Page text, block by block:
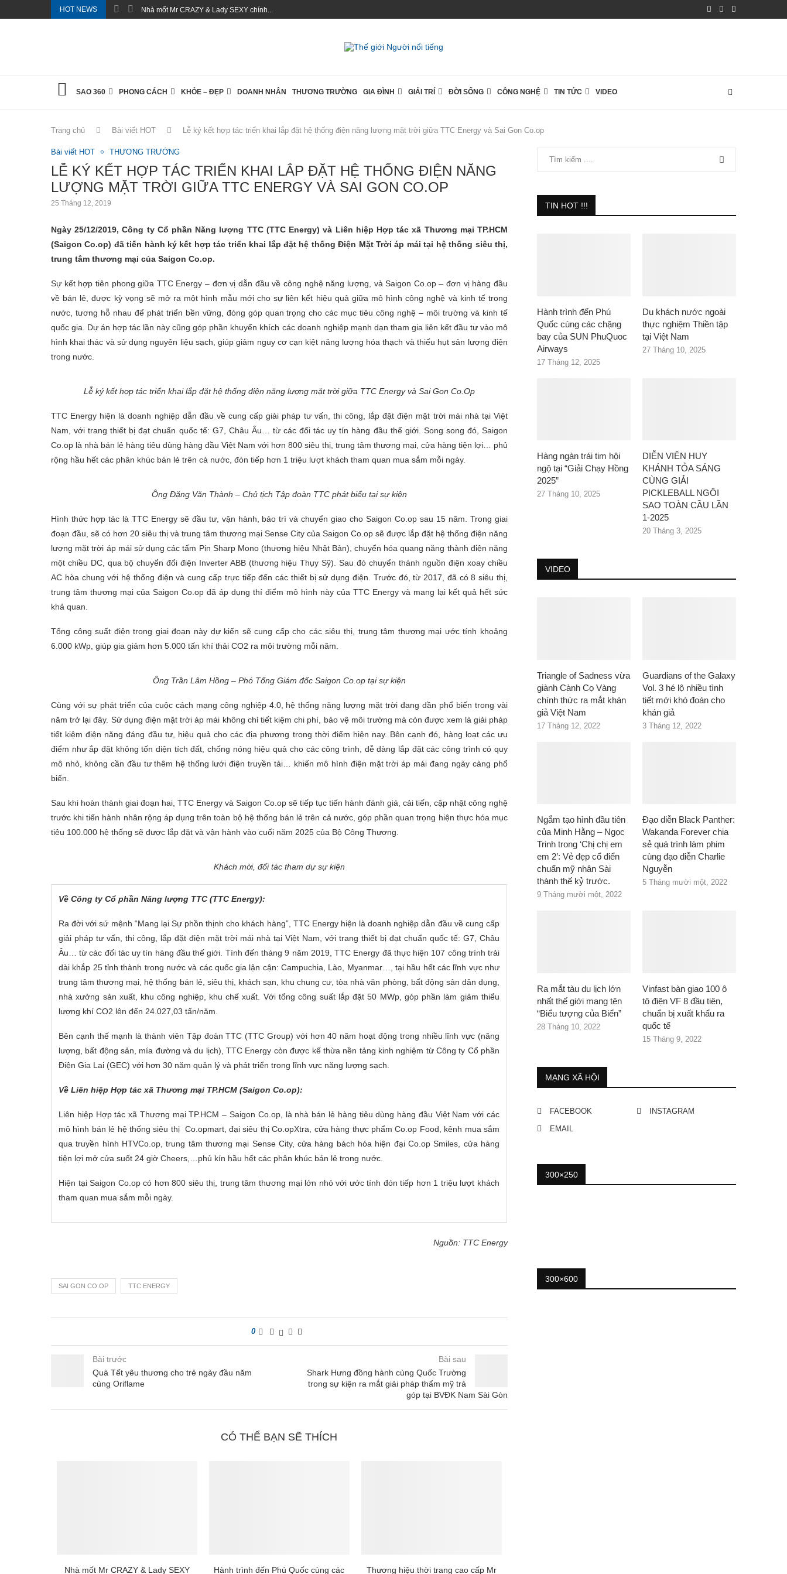
HOT NEWS Nhà mốt Mr CRAZY & Lady SEXY chính...
SAO 360 PHONG CÁCH KHỎE – ĐẸP DOANH NHÂN THƯƠNG TRƯỜNG GIA ĐÌNH GIẢI TRÍ ĐỜI SỐNG CÔNG NGHỆ TIN TỨC VIDEO
Trang chủ Bài viết HOT Lễ ký kết hợp tác triển khai lắp đặt hệ thống điện năng lượng mặt trời giữa TTC Energy và Sai Gon Co.op
Bài viết HOT THƯƠNG TRƯỜNG
LỄ KÝ KẾT HỢP TÁC TRIỂN KHAI LẮP ĐẶT HỆ THỐNG ĐIỆN NĂNG
LƯỢNG MẶT TRỜI GIỮA TTC ENERGY VÀ SAI GON CO.OP
25 Tháng 12, 2019
Ngày 25/12/2019, Công ty Cổ phần Năng lượng TTC (TTC Energy) và Liên hiệp Hợp tác xã Thương mại TP.HCM
(Saigon Co.op) đã tiến hành ký kết hợp tác triển khai lắp đặt hệ thống Điện Mặt Trời áp mái tại hệ thống siêu thị,
trung tâm thương mại của Saigon Co.op.
Sự kết hợp tiên phong giữa TTC Energy – đơn vị dẫn đầu về công nghệ năng lượng, và Saigon Co.op – đơn vị hàng đầu
về bán lẻ, được kỳ vọng sẽ mở ra một hình mẫu mới cho sự liên kết hiệu quả giữa mô hình công nghệ và kinh tế trong
nước, tương hỗ nhau để phát triển bền vững, đóng góp quan trọng cho các mục tiêu công nghệ – môi trường và kinh tế
quốc gia. Dự án hợp tác lần này cũng góp phần khuyến khích các doanh nghiệp mạnh dạn tham gia liên kết đầu tư vào mô
hình khai thác và sử dụng nguyên liệu sạch, giúp giảm nguy cơ cạn kiệt năng lượng hóa thạch và thiếu hụt sản lượng điện
trong nước.
Lễ ký kết hợp tác triển khai lắp đặt hệ thống điện năng lượng mặt trời giữa TTC Energy và Sai Gon Co.Op
TTC Energy hiện là doanh nghiệp dẫn đầu về cung cấp giải pháp tư vấn, thi công, lắp đặt điện mặt trời mái nhà tại Việt
Nam, với trang thiết bị đạt chuẩn quốc tế: G7, Châu Âu… từ các đối tác uy tín hàng đầu thế giới. Song song đó, Saigon
Co.op là nhà bán lẻ hàng tiêu dùng hàng đầu Việt Nam với hơn 800 siêu thị, trung tâm thương mại, cửa hàng tiện lợi… phủ
rộng hầu hết các phân khúc bán lẻ trên cả nước, đón tiếp hơn 1 triệu lượt khách tham quan mua sắm mỗi ngày.
Ông Đặng Văn Thành – Chủ tịch Tập đoàn TTC phát biểu tại sự kiện
Hình thức hợp tác là TTC Energy sẽ đầu tư, vận hành, bảo trì và chuyển giao cho Saigon Co.op sau 15 năm. Trong giai
đoạn đầu, sẽ có hơn 20 siêu thị và trung tâm thương mại Sense City của Saigon Co.op sẽ được lắp đặt hệ thống điện năng
lượng mặt trời áp mái sử dụng các tấm Pin Sharp Mono (thương hiệu Nhật Bản), chuyển hóa quang năng thành điện năng
một chiều DC, qua bộ chuyển đổi điện Inverter ABB (thương hiệu Thụy Sỹ). Sau đó chuyển thành nguồn điện xoay chiều
AC hòa chung với hệ thống điện và cung cấp trực tiếp đến các thiết bị sử dụng điện. Trước đó, từ 2017, đã có 8 siêu thị,
trung tâm thương mại của Saigon Co.op đã áp dụng thí điểm mô hình này của TTC Energy và mang lại kết quả hết sức
khả quan.
Tổng công suất điện trong giai đoạn này dự kiến sẽ cung cấp cho các siêu thị, trung tâm thương mại ước tính khoảng
6.000 kWp, giúp gia giảm hơn 5.000 tấn khí thải CO2 ra môi trường mỗi năm.
Ông Trần Lâm Hồng – Phó Tổng Giám đốc Saigon Co.op tại sự kiện
Cùng với sự phát triển của cuộc cách mạng công nghiệp 4.0, hệ thống năng lượng mặt trời đang dần phổ biến trong vài
năm trở lại đây. Sử dụng điện mặt trời áp mái không chỉ tiết kiệm chi phí, bảo vệ môi trường mà còn được xem là giải pháp
tiết kiệm điện năng đáng đầu tư, hiệu quả cho các địa phương trong thời điểm hiện nay. Bên cạnh đó, hàng loạt các ưu
điểm như ắp đặt không tốn diện tích đất, chống nóng hiệu quả cho các công trình, dễ dàng lắp đặt các công trình có quy
mô nhỏ, không cần đầu tư thêm hệ thống lưới điện truyền tải… khiến mô hình điện mặt trời áp mái đang ngày càng phổ
biến.
Sau khi hoàn thành giai đoạn hai, TTC Energy và Saigon Co.op sẽ tiếp tục tiến hành đánh giá, cải tiến, cập nhật công nghệ
trước khi tiến hành nhân rộng áp dụng trên toàn bộ hệ thống bán lẻ trên cả nước, góp phần quan trọng hiện thực hóa mục
tiêu 100.000 hệ thống sẽ được lắp đặt và vận hành vào cuối năm 2025 của Bộ Công Thương.
Khách mời, đối tác tham dự sự kiện
Về Công ty Cổ phần Năng lượng TTC (TTC Energy):
Ra đời với sứ mệnh “Mang lại Sự phồn thịnh cho khách hàng”, TTC Energy hiện là doanh nghiệp dẫn đầu về cung cấp
giải pháp tư vấn, thi công, lắp đặt điện mặt trời mái nhà tại Việt Nam, với trang thiết bị đạt chuẩn quốc tế: G7, Châu
Âu… từ các đối tác uy tín hàng đầu thế giới. Tính đến tháng 9 năm 2019, TTC Energy đã thực hiện 107 công trình trải
dài khắp 25 tỉnh thành trong nước và các quốc gia lận cận: Campuchia, Lào, Myanmar…, tại hầu hết các lĩnh vực như
trung tâm thương mại, hệ thống bán lẻ, siêu thị, khách sạn, khu chung cư, tòa nhà văn phòng, bất động sản dân dụng,
nhà xưởng sản xuất, khu công nghiệp, khu chế xuất. Với tổng công suất lắp đặt 50 MWp, góp phần làm giảm thiểu
lượng khí CO2 lên đến 24.027,03 tấn/năm.
Bên cạnh thế mạnh là thành viên Tập đoàn TTC (TTC Group) với hơn 40 năm hoạt động trong nhiều lĩnh vực (năng
lượng, bất động sản, mía đường và du lịch), TTC Energy còn được kế thừa nền tảng kinh nghiệm từ Công ty Cổ phần
Điện Gia Lai (GEC) với hơn 30 năm quản lý và phát triển trong lĩnh vực năng lượng sạch.
Về Liên hiệp Hợp tác xã Thương mại TP.HCM (Saigon Co.op):
Liên hiệp Hợp tác xã Thương mại TP.HCM – Saigon Co.op, là nhà bán lẻ hàng tiêu dùng hàng đầu Việt Nam với các
mô hình bán lẻ hệ thống siêu thị Co.opmart, đại siêu thị Co.opXtra, cửa hàng thực phẩm Co.op Food, kênh mua sắm
qua truyền hình HTVCo.op, trung tâm thương mại Sense City, cửa hàng bách hóa hiện đại Co.op Smiles, cửa hàng
tiện lợi mở cửa suốt 24 giờ Cheers,…phủ kín hầu hết các phân khúc bán lẻ trong nước.
Hiện tại Saigon Co.op có hơn 800 siêu thị, trung tâm thương mại lớn nhỏ với ước tính đón tiếp hơn 1 triệu lượt khách
tham quan mua sắm mỗi ngày.
Nguồn: TTC Energy
SAI GON CO.OP TTC ENERGY
0
Bài trước
Quà Tết yêu thương cho trẻ ngày đầu năm
cùng Oriflame
Bài sau
Shark Hưng đồng hành cùng Quốc Trường
trong sự kiện ra mắt giải pháp thẩm mỹ trả
góp tại BVĐK Nam Sài Gòn
CÓ THỂ BẠN SẼ THÍCH
Nhà mốt Mr CRAZY & Lady SEXY Hành trình đến Phú Quốc cùng các Thương hiệu thời trang cao cấp Mr
TIN HOT !!!
Hành trình đến Phú
Quốc cùng các chặng
bay của SUN PhuQuoc
Airways
17 Tháng 12, 2025
Du khách nước ngoài
thực nghiệm Thiền tập
tại Việt Nam
27 Tháng 10, 2025
Hàng ngàn trái tim hội
ngộ tại “Giải Chạy Hồng
2025”
27 Tháng 10, 2025
DIỄN VIÊN HUY
KHÁNH TỎA SÁNG
CÙNG GIẢI
PICKLEBALL NGÔI
SAO TOÀN CẦU LẦN
1-2025
20 Tháng 3, 2025
VIDEO
Triangle of Sadness vừa
giành Cành Cọ Vàng
chính thức ra mắt khán
giả Việt Nam
17 Tháng 12, 2022
Guardians of the Galaxy
Vol. 3 hé lộ nhiều tình
tiết mới khó đoán cho
khán giả
3 Tháng 12, 2022
Ngắm tạo hình đầu tiên
của Minh Hằng – Ngọc
Trinh trong ‘Chị chị em
em 2’: Vẻ đẹp cổ điển
chuẩn mỹ nhân Sài
thành thế kỷ trước.
9 Tháng mười một, 2022
Đạo diễn Black Panther:
Wakanda Forever chia
sẻ quá trình làm phim
cùng đạo diễn Charlie
Nguyễn
5 Tháng mười một, 2022
Ra mắt tàu du lịch lớn
nhất thế giới mang tên
“Biểu tượng của Biển”
28 Tháng 10, 2022
Vinfast bàn giao 100 ô
tô điện VF 8 đầu tiên,
chuẩn bị xuất khẩu ra
quốc tế
15 Tháng 9, 2022
MẠNG XÃ HỘI
FACEBOOK
INSTAGRAM
EMAIL
300×250
300×600